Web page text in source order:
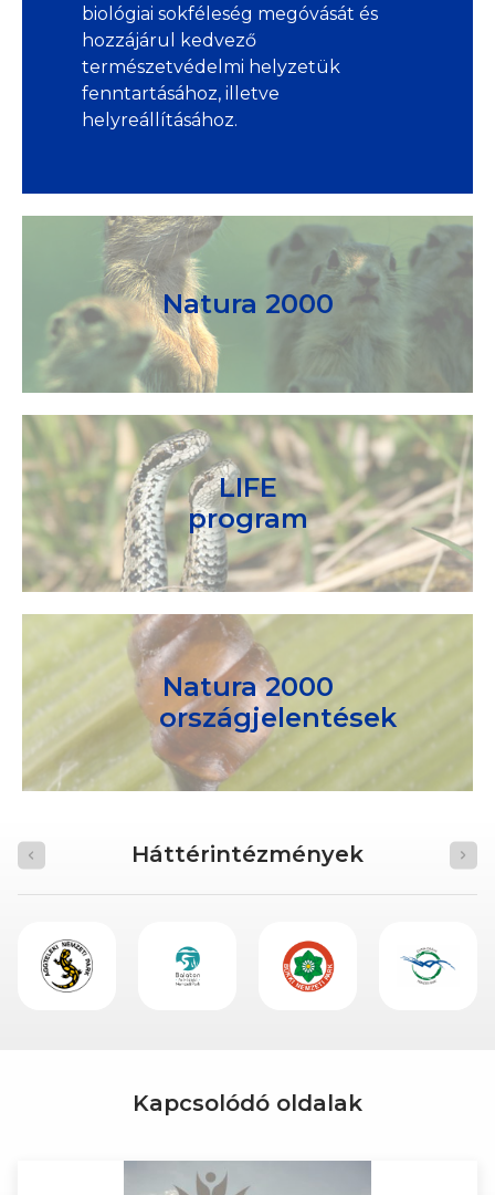
biológiai sokféleség megóvását és
hozzájárul kedvező
természetvédelmi helyzetük
fenntartásához, illetve
helyreállításához.
Natura 2000
LIFE
program
Natura 2000
országjelentések
Háttérintézmények
Kapcsolódó oldalak